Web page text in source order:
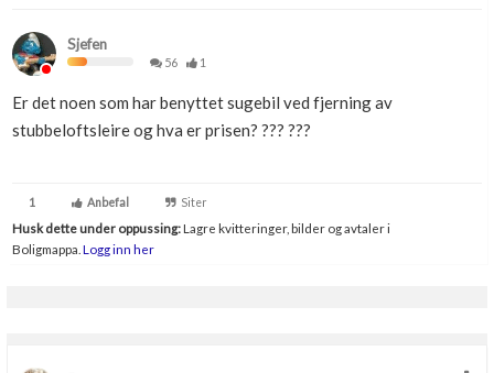
Kundeservice
Få svar på det du lurer på
Kom i gang med Boligmappa
Se din bolig? Klikk her
Boligmappa+
Få mer ut av Boligmappa
Sjefen
56 1
Er det noen som har benyttet sugebil ved fjerning av
stubbeloftsleire og hva er prisen? ??? ???
1 Anbefal Siter
Husk dette under oppussing:Lagre kvitteringer, bilder og avtaler i
Boligmappa. Logg inn her